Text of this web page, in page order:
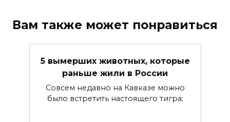
Вам также может понравиться
5 вымерших животных, которые
раньше жили в России
Совсем недавно на Кавказе можно
было встретить настоящего тигра;